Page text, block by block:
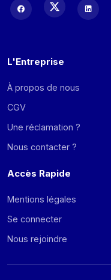
L'Entreprise
À propos de nous
CGV
Une réclamation ?
Nous contacter ?
Accès Rapide
Mentions légales
Se connecter
Nous rejoindre